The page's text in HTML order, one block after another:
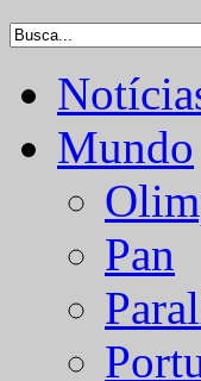
Mundo
Pan